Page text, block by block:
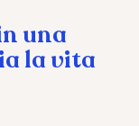
una
la vita